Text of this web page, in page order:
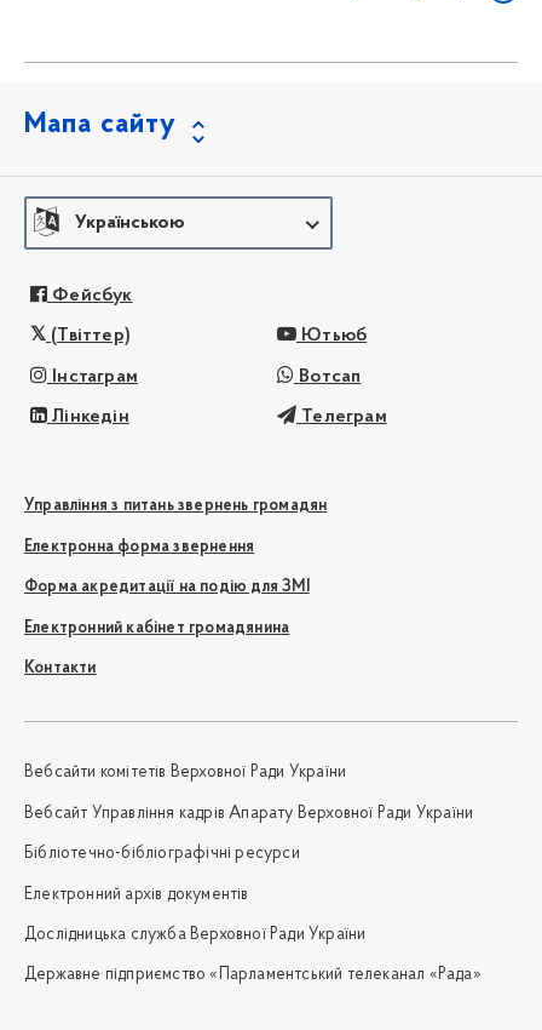
Мапа сайту
Українською
Фейсбук
(Твіттер) Ютьюб
Інстаграм Вотсап
Лінкедін Телеграм
Управління з питань звернень громадян
Електронна форма звернення
Форма акредитації на подію для ЗМІ
Електронний кабінет громадянина
Контакти
Вебсайти комітетів Верховної Ради України
Вебсайт Управління кадрів Апарату Верховної Ради України
Бібліотечно-бібліографічні ресурси
Електронний архів документів
Дослідницька служба Верховної Ради України
Державне підприємство «Парламентський телеканал «Рада»